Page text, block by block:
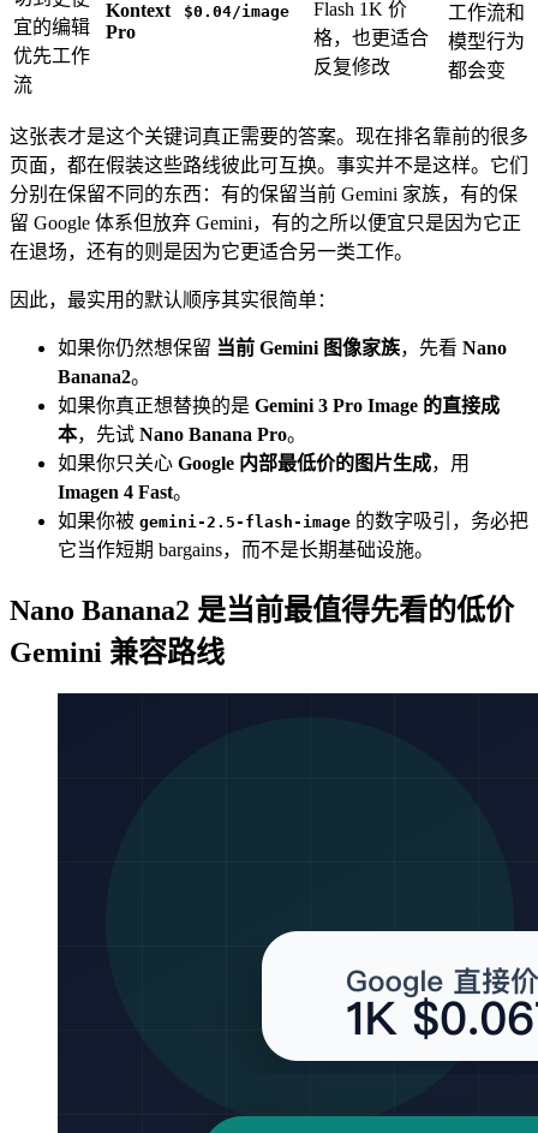
宜的编辑
优先工作
流
Kontext
Pro
$0.04/image
Flash 1K 价
格，也更适合
反复修改
工作流和
模型行为
都会变
这张表才是这个关键词真正需要的答案。现在排名靠前的很多
页面，都在假装这些路线彼此可互换。事实并不是这样。它们
分别在保留不同的东西：有的保留当前 Gemini 家族，有的保
留 Google 体系但放弃 Gemini，有的之所以便宜只是因为它正
在退场，还有的则是因为它更适合另一类工作。
因此，最实用的默认顺序其实很简单：
如果你仍然想保留 当前 Gemini 图像家族，先看 Nano
Banana2。
如果你真正想替换的是 Gemini 3 Pro Image 的直接成
本，先试 Nano Banana Pro。
如果你只关心 Google 内部最低价的图片生成，用
Imagen 4 Fast。
如果你被 gemini-2.5-flash-image 的数字吸引，务必把
它当作短期 bargains，而不是长期基础设施。
Nano Banana2 是当前最值得先看的低价
Gemini 兼容路线